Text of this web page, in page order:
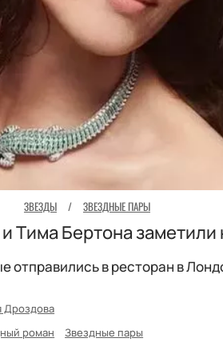
ЗВЕЗДЫ / ЗВЕЗДНЫЕ ПАРЫ
Тима Бертона заметили
отправились в ресторан в
Дроздова
роман
Звездные пары